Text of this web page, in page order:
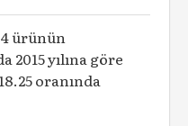
4 ürünün
2015 yılına göre
oranında